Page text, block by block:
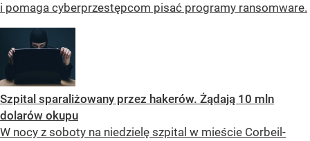
i pomaga cyberprzestępcom pisać programy ransomware.
Szpital sparaliżowany przez hakerów. Żądają 10 mln
dolarów okupu
W nocy z soboty na niedzielę szpital w mieście Corbeil-